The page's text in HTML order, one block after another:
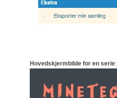
Hovedskjermbilde for en serie: